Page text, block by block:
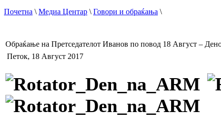
Почетна \Медиа Центар \Говори и обраќања \
Обраќање на Претседателот Иванов по повод 18 Август –
Петок, 18 Август 2017